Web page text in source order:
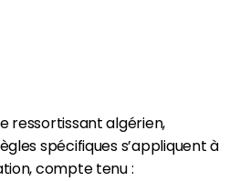
ressortissant algérien,
spécifiques s’appliquent à
compte tenu :